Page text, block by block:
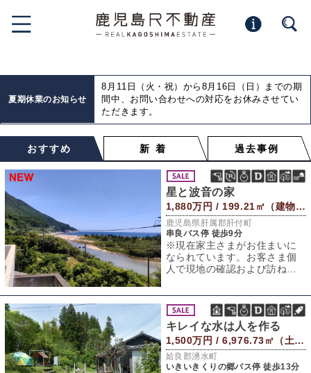
夏期休業のお知らせ
8月11日（火・祝）から8月16日（日）までの期
間中、お問い合わせへの対応をお休みさせてい
ただきます。
おすすめ 新 着 過去事例
星と波音の家
1,880万円 / 199.21㎡（建物） 339.2㎡（敷地）
鹿児島県肝属郡肝付町
串良バス停 徒歩9分
※現在家主さまがお住まいに
なられています。お客さま個
人で現地の確認および訪ねて
キレイな水は人を作る
1,500万円 / 6,976.73㎡（土地）
姶良郡湧水町
いきいきくりの郷バス停 徒歩13分